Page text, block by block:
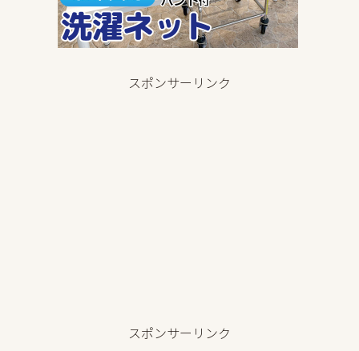
スポンサーリンク
スポンサーリンク